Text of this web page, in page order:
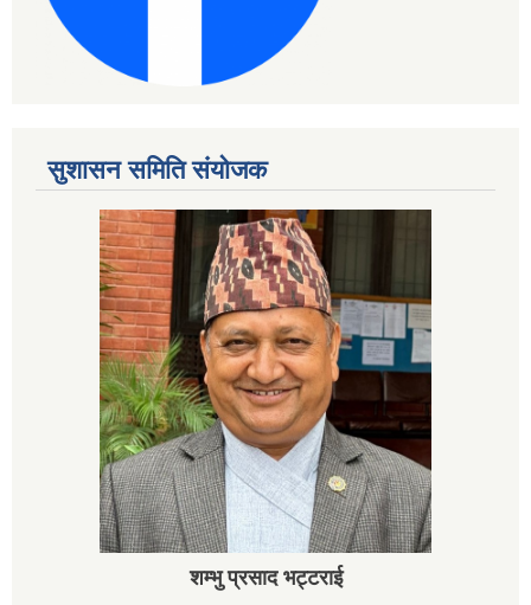
सुशासन समिति संयोजक
शम्भु प्रसाद भट्टराई